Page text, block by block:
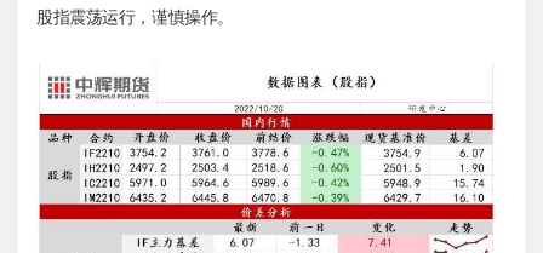
股指震荡运行，谨慎操作。